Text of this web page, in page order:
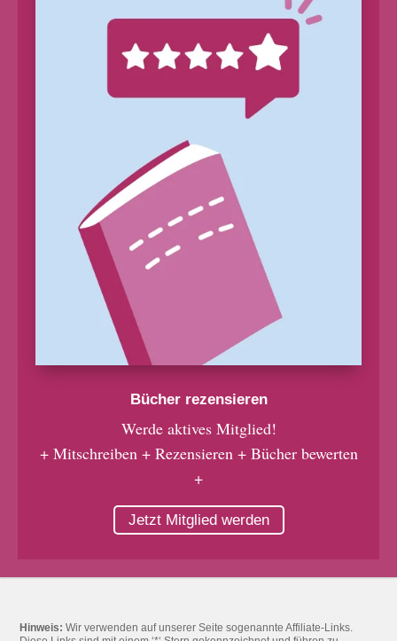
Bücher rezensieren
Werde aktives Mitglied!
+ Mitschreiben + Rezensieren + Bücher bewerten
+
Jetzt Mitglied werden
Hinweis: Wir verwenden auf unserer Seite sogenannte Affiliate-Links.